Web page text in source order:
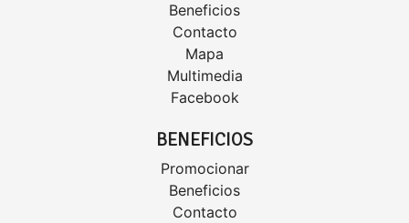
Beneficios
Contacto
Mapa
Multimedia
Facebook
BENEFICIOS
Promocionar
Beneficios
Contacto